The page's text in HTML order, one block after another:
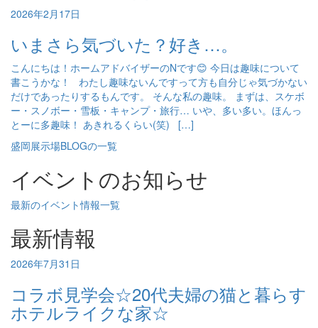
2026年2月17日
いまさら気づいた？好き…。
こんにちは！ホームアドバイザーのNです😊 今日は趣味について
書こうかな！ わたし趣味ないんですって方も自分じゃ気づかない
だけであったりするもんです。 そんな私の趣味。 まずは、スケボ
ー・スノボー・雪板・キャンプ・旅行… いや、多い多い。ほんっ
とーに多趣味！ あきれるくらい(笑) […]
盛岡展示場BLOGの一覧
イベントのお知らせ
最新のイベント情報一覧
最新情報
2026年7月31日
コラボ見学会☆20代夫婦の猫と暮らす
ホテルライクな家☆